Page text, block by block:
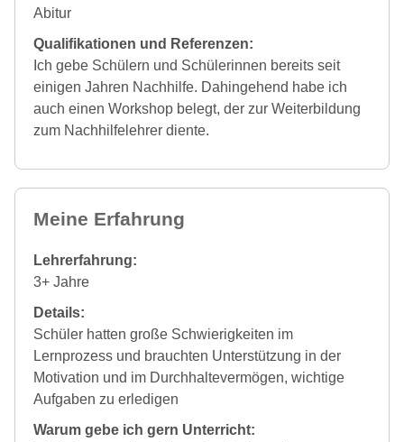
Abitur
Qualifikationen und Referenzen:
Ich gebe Schülern und Schülerinnen bereits seit
einigen Jahren Nachhilfe. Dahingehend habe ich
auch einen Workshop belegt, der zur Weiterbildung
zum Nachhilfelehrer diente.
Meine Erfahrung
Lehrerfahrung:
3+ Jahre
Details:
Schüler hatten große Schwierigkeiten im
Lernprozess und brauchten Unterstützung in der
Motivation und im Durchhaltevermögen, wichtige
Aufgaben zu erledigen
Warum gebe ich gern Unterricht: